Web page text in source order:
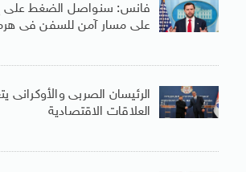
فانس: سنواصل الضغط على
على مسار آمن للسفن فى
الرئيسان الصربى والأوكرانى
العلاقات الاقتصادية